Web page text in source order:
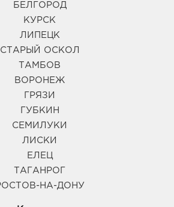
БЕЛГОРОД
КУРСК
ЛИПЕЦК
СТАРЫЙ ОСКОЛ
ТАМБОВ
ВОРОНЕЖ
ГРЯЗИ
ГУБКИН
СЕМИЛУКИ
ЛИСКИ
ЕЛЕЦ
ТАГАНРОГ
НА-ДОНУ